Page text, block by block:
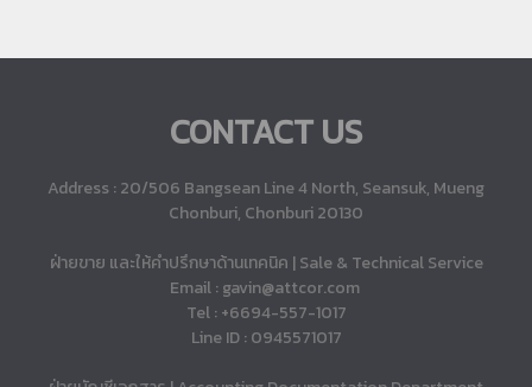
CONTACT US
Address : 20/506 Bangsean Line 4 North, Seansuk, Mueng
Chonburi, Chonburi 20130
ฝ่ายขาย และให้คำปรึกษาด้านเทคนิค | Sale & Technical Service
Email : gavin@attcor.com
Tel : +6694-557-1017
Line ID : 0945571017